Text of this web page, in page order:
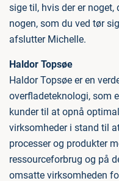
sige til, hvis der er noget,
nogen, som du ved tør
afslutter Michelle.
Haldor Topsøe
Haldor Topsøe er en
overfladeteknologi, som
kunder til at opnå
virksomheder i stand til
processer og produkter
ressourceforbrug og på
omsatte virksomheden